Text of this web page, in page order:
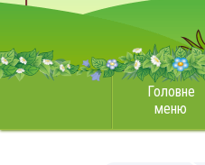
Головне
меню